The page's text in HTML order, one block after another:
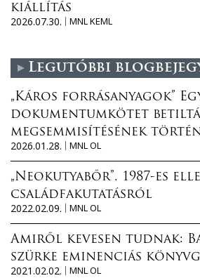
kiállítás
2026.07.30.
MNL KEML
Legutóbbi
„Káros forrásanyagok”
dokumentumkötet
megsemmisítésének
2026.01.28.
MNL OL
„Neokutyabőr”. 1987-es
családfakutatásról
2022.02.09.
MNL OL
Amiről kevesen tudnak:
szürke eminenciás
2021.02.02.
MNL OL